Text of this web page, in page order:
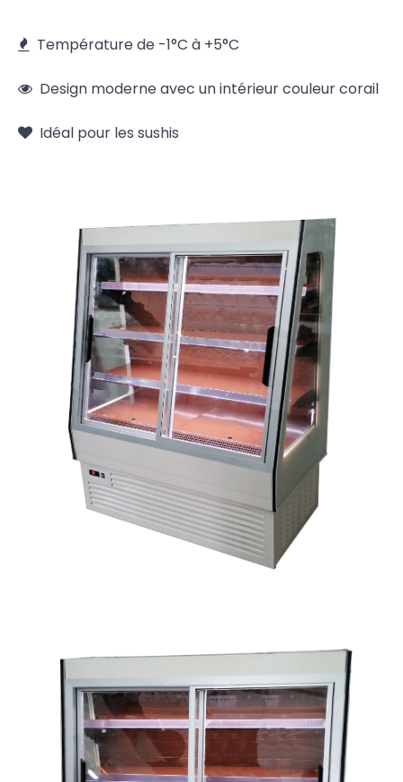
Température de -1°C à +5°C
Design moderne avec un intérieur couleur corail
Idéal pour les sushis